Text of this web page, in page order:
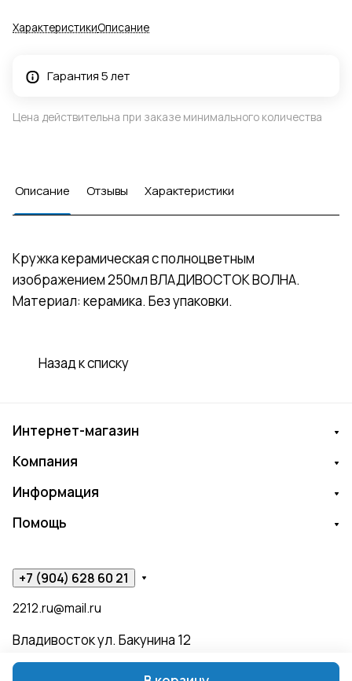
ХарактеристикиОписание
Гарантия 5 лет
Цена действительна при заказе минимального количества
Описание Отзывы Характеристики
Кружка керамическая с полноцветным
изображением 250мл ВЛАДИВОСТОК ВОЛНА.
Материал: керамика. Без упаковки.
Назад к списку
Интернет-магазин
Компания
Информация
Помощь
+7 (904) 628 60 21
2212.ru@mail.ru
Владивосток ул. Бакунина 12